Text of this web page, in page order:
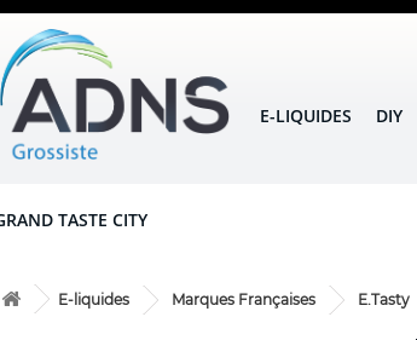
E-LIQUIDES DIY
TASTE CITY
E-liquides Marques Françaises E.Tasty